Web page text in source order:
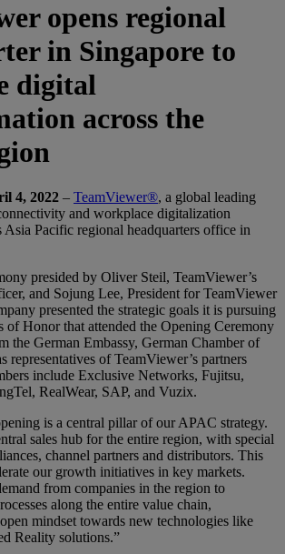
opens regional
in Singapore to
digital
across the
4, 2022 – TeamViewer®, a global leading
and workplace digitalization
Asia Pacific regional headquarters office in
presided by Oliver Steil, TeamViewer’s
and Sojung Lee, President for TeamViewer
presented the strategic goals it is pursuing
of Honor that attended the Opening Ceremony
the German Embassy, German Chamber of
representatives of TeamViewer’s partners
include Exclusive Networks, Fujitsu,
RealWear, SAP, and Vuzix.
is a central pillar of our APAC strategy.
sales hub for the entire region, with special
channel partners and distributors. This
our growth initiatives in key markets.
from companies in the region to
along the entire value chain,
mindset towards new technologies like
Reality solutions.”